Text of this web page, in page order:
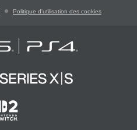
Politique d'utilisation des cookies